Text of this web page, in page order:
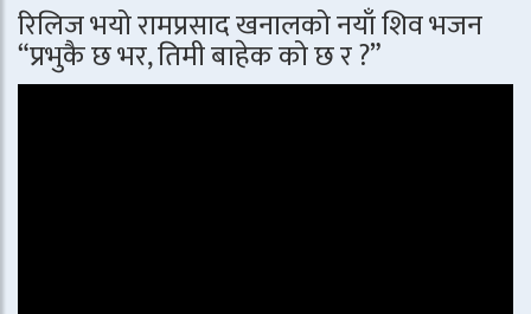
रिलिज भयो रामप्रसाद खनालको नयाँ शिव भजन
“प्रभुकै छ भर, तिमी बाहेक को छ र ?”